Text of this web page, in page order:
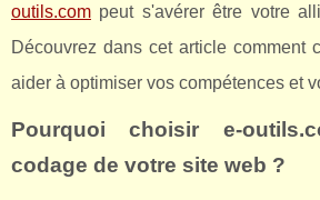
outils.com peut s'avérer être votre
Découvrez dans cet article comment
aider à optimiser vos compétences et
Pourquoi choisir e-
codage de votre site web ?